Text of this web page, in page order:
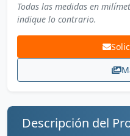
Todas las medidas en
indique lo contrario.
Descripción del